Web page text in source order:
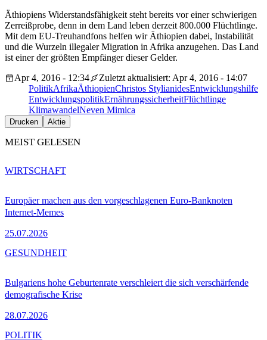
Äthiopiens Widerstandsfähigkeit steht bereits vor einer schwierigen
Zerreißprobe, denn in dem Land leben derzeit 800.000 Flüchtlinge.
Mit dem EU-Treuhandfons helfen wir Äthiopien dabei, Instabilität
und die Wurzeln illegaler Migration in Afrika anzugehen. Das Land
ist einer der größten Empfänger dieser Gelder.
Apr 4, 2016 - 12:34
Zuletzt aktualisiert: Apr 4, 2016 - 14:07
PolitikAfrikaÄthiopienChristos StylianidesEntwicklungshilfe
EntwicklungspolitikErnährungssicherheitFlüchtlinge
KlimawandelNeven Mimica
Drucken Aktie
MEIST GELESEN
Europäer machen aus den vorgeschlagenen Euro-Banknoten
Internet-Memes
25.07.2026
WIRTSCHAFT
Bulgariens hohe Geburtenrate verschleiert die sich verschärfende
demografische Krise
28.07.2026
GESUNDHEIT
POLITIK